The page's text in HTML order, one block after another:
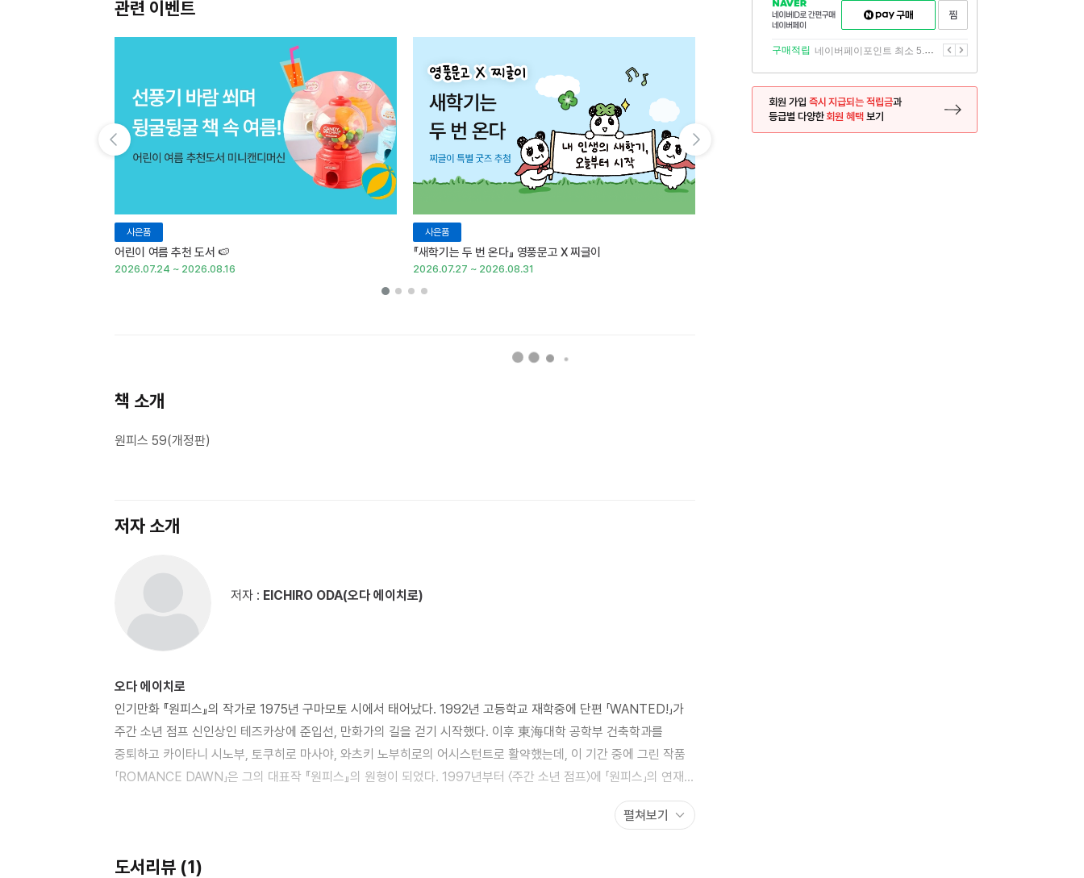
관련 이벤트
사은품
어린이 여름 추천 도서 🍉
2026.07.24 ~ 2026.08.16
사은품
『새학기는 두 번 온다』 영풍문고 X 찌글이
2026.07.27 ~ 2026.08.31
책 소개
원피스 59(개정판)
저자 소개
저자 : EICHIRO ODA(오다 에이치로)
오다 에이치로
인기만화 『원피스』의 작가로 1975년 구마모토 시에서 태어났다. 1992년 고등학교 재학중에 단편 「WANTED!」가
주간 소년 점프 신인상인 테즈카상에 준입선, 만화가의 길을 걷기 시작했다. 이후 東海대학 공학부 건축학과를
중퇴하고 카이타니 시노부, 토쿠히로 마사야, 와츠키 노부히로의 어시스턴트로 활약했는데, 이 기간 중에 그린 작품
「ROMANCE DAWN」은 그의 대표작 『원피스』의 원형이 되었다. 1997년부터 〈주간 소년 점프〉에 「원피스」의 연재를
시작하여 점프를 대표하는 인기만화가 되었고, 2007년에 연재 10주년을 맞이하며 아직도 건재한 인기를
다작의 작가는 아니지만, 푸른 바다 위에서 통 크게 펼쳐지는 세계를 그린 『원피스』만으로도 전 세계의 팬들을
펼쳐보기
도서리뷰 (1)
NAVER
네이버
ID로
간편구매
네이버페이
구매하기
이전
구매적립 네이버페이포인트 최소 5.5% 적립 다음
회원 가입 즉시 지급되는 적립금과
등급별 다양한회원 혜택 보기